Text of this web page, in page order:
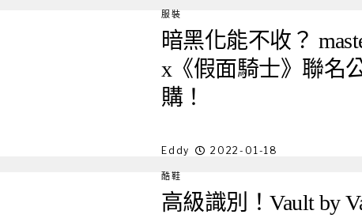
服裝
暗黑化能不收？
x《假面騎士》聯名
購！
Eddy 2022-01-18
酷鞋
高級識別！Vault by